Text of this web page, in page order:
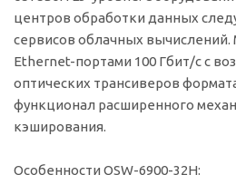
центров обработки данных
сервисов облачных
Ethernet-портами 100 Гбит/с с
оптических трансиверов
функционал расширенного
кэширования.
Особенности QSW-6900-32H: